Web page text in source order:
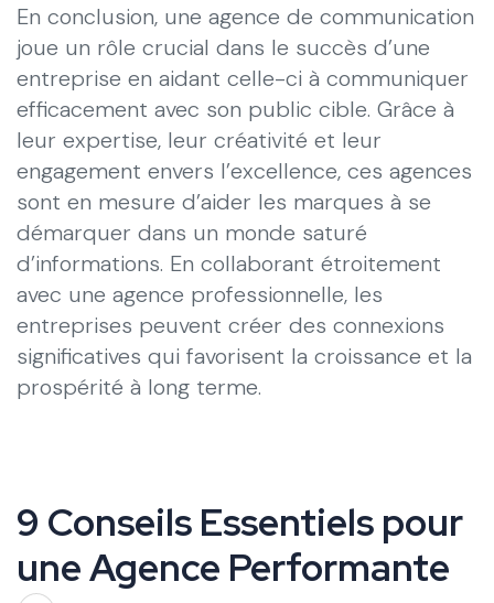
En conclusion, une agence de communication
joue un rôle crucial dans le succès d’une
entreprise en aidant celle-ci à communiquer
efficacement avec son public cible. Grâce à
leur expertise, leur créativité et leur
engagement envers l’excellence, ces agences
sont en mesure d’aider les marques à se
démarquer dans un monde saturé
d’informations. En collaborant étroitement
avec une agence professionnelle, les
entreprises peuvent créer des connexions
significatives qui favorisent la croissance et la
prospérité à long terme.
9 Conseils Essentiels pour
une Agence Performante